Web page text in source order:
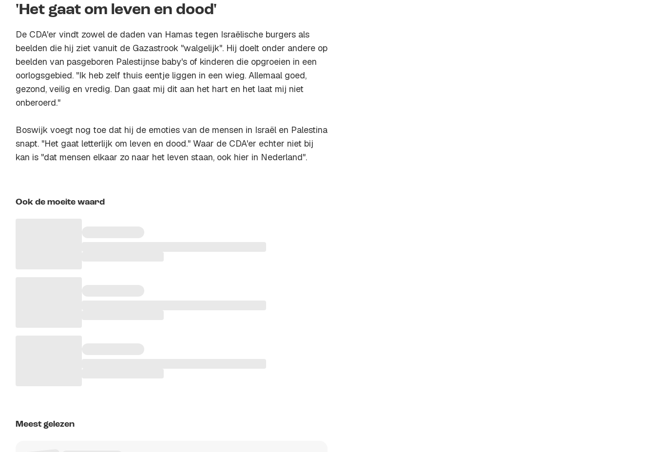
'Het gaat om leven en dood'
De CDA'er vindt zowel de daden van Hamas tegen Israëlische burgers als
beelden die hij ziet vanuit de Gazastrook "walgelijk". Hij doelt onder andere op
beelden van pasgeboren Palestijnse baby's of kinderen die opgroeien in een
oorlogsgebied. "Ik heb zelf thuis eentje liggen in een wieg. Allemaal goed,
gezond, veilig en vredig. Dan gaat mij dit aan het hart en het laat mij niet
onberoerd."
Boswijk voegt nog toe dat hij de emoties van de mensen in Israël en Palestina
snapt. "Het gaat letterlijk om leven en dood." Waar de CDA'er echter niet bij
kan is "dat mensen elkaar zo naar het leven staan, ook hier in Nederland".
Ook de moeite waard
Meest gelezen